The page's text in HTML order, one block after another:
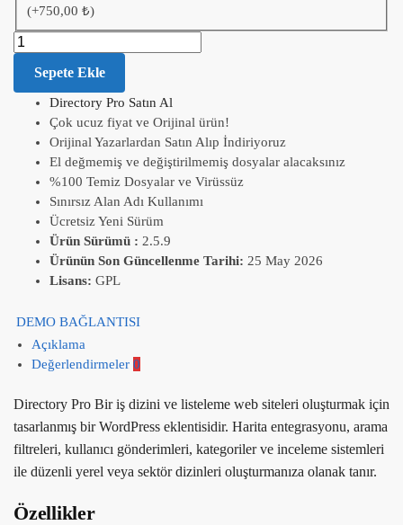
(+750,00₺)
Sepete Ekle
Directory Pro Satın Al
Çok ucuz fiyat ve Orijinal ürün!
Orijinal Yazarlardan Satın Alıp İndiriyoruz
El değmemiş ve değiştirilmemiş dosyalar alacaksınız
%100 Temiz Dosyalar ve Virüssüz
Sınırsız Alan Adı Kullanımı
Ücretsiz Yeni Sürüm
Ürün Sürümü : 2.5.9
Ürünün Son Güncellenme Tarihi: 25 May 2026
Lisans: GPL
DEMO BAĞLANTISI
Açıklama
Değerlendirmeler 0
Directory Pro Bir iş dizini ve listeleme web siteleri oluşturmak için
tasarlanmış bir WordPress eklentisidir. Harita entegrasyonu, arama
filtreleri, kullanıcı gönderimleri, kategoriler ve inceleme sistemleri
ile düzenli yerel veya sektör dizinleri oluşturmanıza olanak tanır.
Özellikler